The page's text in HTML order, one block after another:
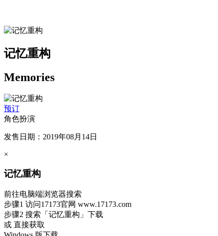
记忆重构
Memories
预订
角色扮演
发售日期：2019年08月14日
×
记忆重构
前往电脑端浏览器搜索
步骤1 访问17173官网 www.17173.com
步骤2 搜索 「记忆重构」 下载
或 直接获取